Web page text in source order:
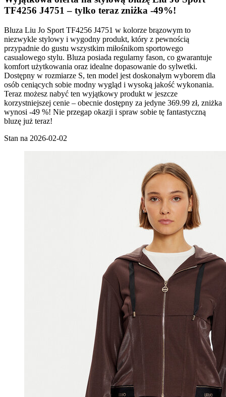
TF4256 J4751 – tylko teraz zniżka -49%!
Bluza Liu Jo Sport TF4256 J4751 w kolorze brązowym to
niezwykle stylowy i wygodny produkt, który z pewnością
przypadnie do gustu wszystkim miłośnikom sportowego
casualowego stylu. Bluza posiada regularny fason, co gwarantuje
komfort użytkowania oraz idealne dopasowanie do sylwetki.
Dostępny w rozmiarze S, ten model jest doskonałym wyborem dla
osób ceniących sobie modny wygląd i wysoką jakość wykonania.
Teraz możesz nabyć ten wyjątkowy produkt w jeszcze
korzystniejszej cenie – obecnie dostępny za jedyne 369.99 zł, zniżka
wynosi -49 %! Nie przegap okazji i spraw sobie tę fantastyczną
bluzę już teraz!
Stan na 2026-02-02